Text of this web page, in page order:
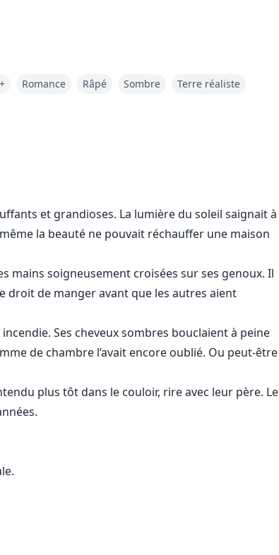
savoir :
Romance Râpé Sombre
Terre réaliste
et grandioses. La lumière du soleil saignait à
la beauté ne pouvait réchauffer une maison
mains soigneusement croisées sur ses genoux. Il
droit de manger avant que les autres aient
Ses cheveux sombres bouclaient à peine
de chambre l’avait encore oublié. Ou peut-être
plus tôt dans le couloir, rire avec leur père. Le